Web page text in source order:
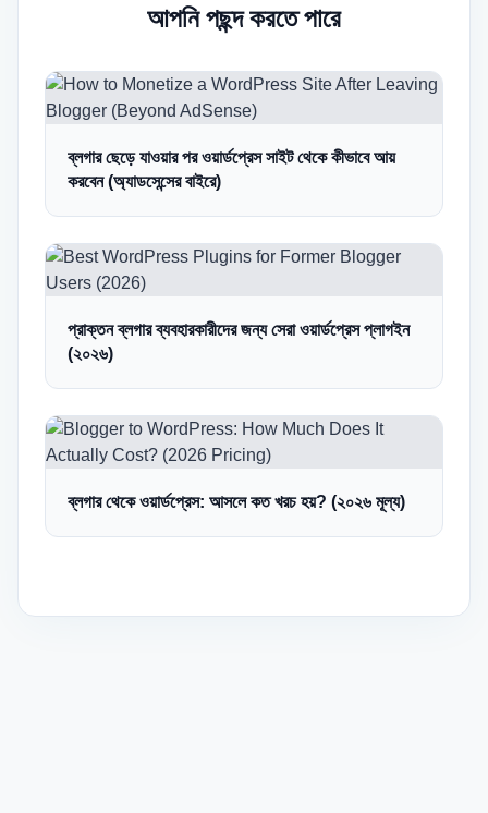
আপনি পছন্দ করতে পারে
ব্লগার ছেড়ে যাওয়ার পর ওয়ার্ডপ্রেস সাইট থেকে কীভাবে আয়
করবেন (অ্যাডসেন্সের বাইরে)
প্রাক্তন ব্লগার ব্যবহারকারীদের জন্য সেরা ওয়ার্ডপ্রেস প্লাগইন
(২০২৬)
ব্লগার থেকে ওয়ার্ডপ্রেস: আসলে কত খরচ হয়? (২০২৬ মূল্য)